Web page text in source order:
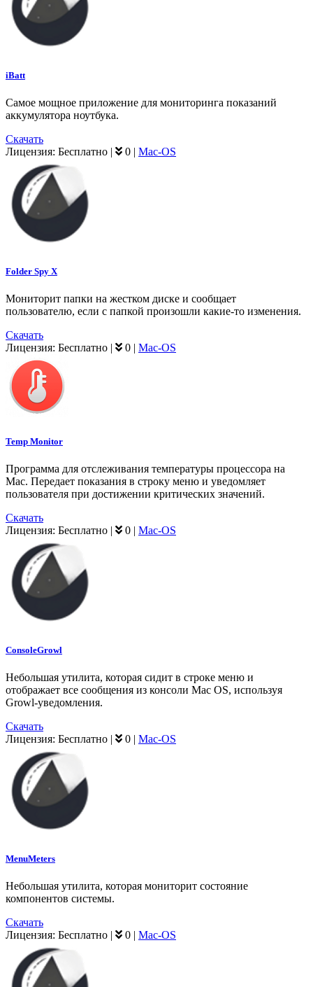
iBatt
Самое мощное приложение для мониторинга показаний
аккумулятора ноутбука.
Скачать
Лицензия: Бесплатно | 0 | Mac-OS
Folder Spy X
Мониторит папки на жестком диске и сообщает
пользователю, если с папкой произошли какие-то изменения.
Скачать
Лицензия: Бесплатно | 0 | Mac-OS
Temp Monitor
Программа для отслеживания температуры процессора на
Mac. Передает показания в строку меню и уведомляет
пользователя при достижении критических значений.
Скачать
Лицензия: Бесплатно | 0 | Mac-OS
ConsoleGrowl
Небольшая утилита, которая сидит в строке меню и
отображает все сообщения из консоли Mac OS, используя
Growl-уведомления.
Скачать
Лицензия: Бесплатно | 0 | Mac-OS
MenuMeters
Небольшая утилита, которая мониторит состояние
компонентов системы.
Скачать
Лицензия: Бесплатно | 0 | Mac-OS